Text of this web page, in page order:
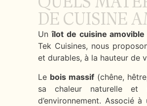
DE CUISINE
Unîlot de cuisine amovible
Tek Cuisines, nous
et durables, à la hauteur de
Le bois massif (chêne,
sa chaleur naturelle et
d’environnement. Associé